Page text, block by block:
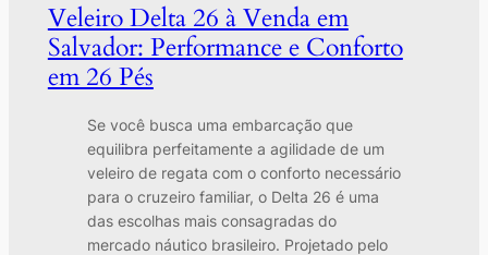
Veleiro Delta 26 à Venda em
Salvador: Performance e Conforto
em 26 Pés
Se você busca uma embarcação que
equilibra perfeitamente a agilidade de um
veleiro de regata com o conforto necessário
para o cruzeiro familiar, o Delta 26 é uma
das escolhas mais consagradas do
mercado náutico brasileiro. Projetado pelo